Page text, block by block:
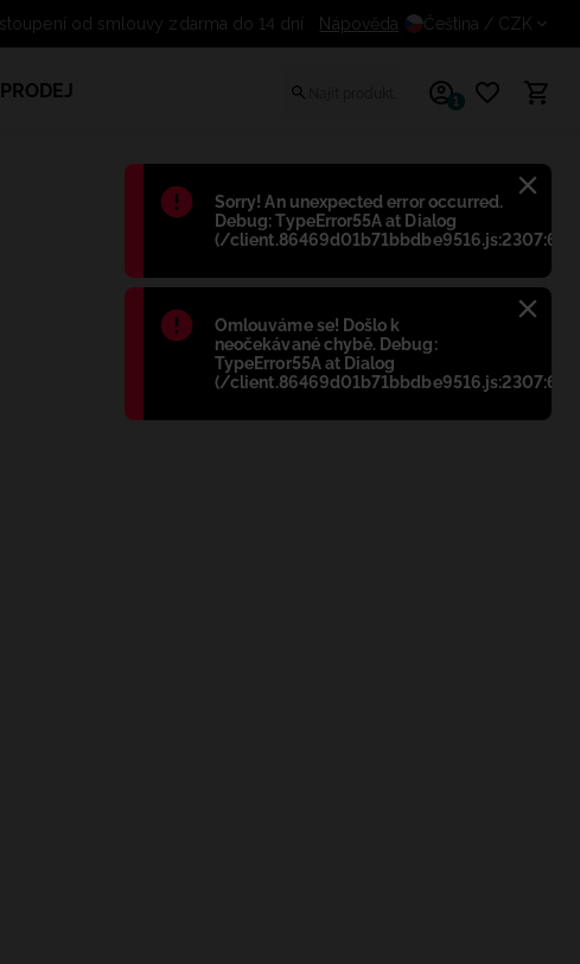
Błąd:
Sorry! An unexpected error occurred.
Debug: TypeError55A at Dialog
(/
Błąd:
Omlouváme se! Došlo k
neočekávané chybě. Debug:
TypeError55A at Dialog
(/
Odstoupení od smlouvy zdarma do 14 dní
Nápověda Čeština / CZK
1